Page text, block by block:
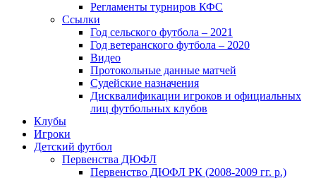
Регламенты турниров КФС
Ссылки
Год сельского футбола – 2021
Год ветеранского футбола – 2020
Видео
Протокольные данные матчей
Судейские назначения
Дисквалификации игроков и официальных
лиц футбольных клубов
Клубы
Игроки
Детский футбол
Первенства ДЮФЛ
Первенство ДЮФЛ РК (2008-2009 гг. р.)